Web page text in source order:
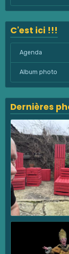
C'est ici !!!
Agenda
Album photo
Dernières